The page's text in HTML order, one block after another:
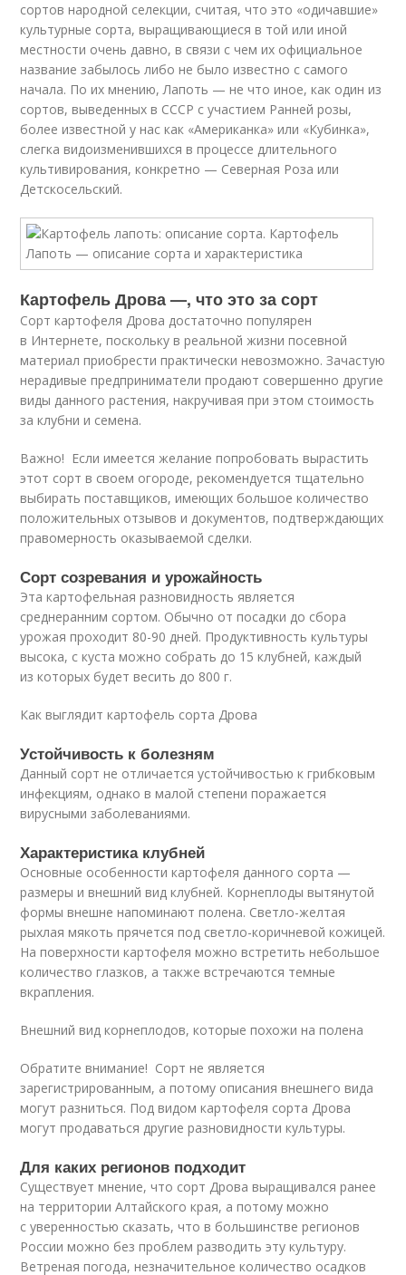
сортов народной селекции, считая, что это «одичавшие»
культурные сорта, выращивающиеся в той или иной
местности очень давно, в связи с чем их официальное
название забылось либо не было известно с самого
начала. По их мнению, Лапоть — не что иное, как один из
сортов, выведенных в СССР с участием Ранней розы,
более известной у нас как «Американка» или «Кубинка»,
слегка видоизменившихся в процессе длительного
культивирования, конкретно — Северная Роза или
Детскосельский.
Картофель Дрова —, что это за сорт
Сорт картофеля Дрова достаточно популярен
в Интернете, поскольку в реальной жизни посевной
материал приобрести практически невозможно. Зачастую
нерадивые предприниматели продают совершенно другие
виды данного растения, накручивая при этом стоимость
за клубни и семена.
Важно! Если имеется желание попробовать вырастить
этот сорт в своем огороде, рекомендуется тщательно
выбирать поставщиков, имеющих большое количество
положительных отзывов и документов, подтверждающих
правомерность оказываемой сделки.
Сорт созревания и урожайность
Эта картофельная разновидность является
среднеранним сортом. Обычно от посадки до сбора
урожая проходит 80-90 дней. Продуктивность культуры
высока, с куста можно собрать до 15 клубней, каждый
из которых будет весить до 800 г.
Как выглядит картофель сорта Дрова
Устойчивость к болезням
Данный сорт не отличается устойчивостью к грибковым
инфекциям, однако в малой степени поражается
вирусными заболеваниями.
Характеристика клубней
Основные особенности картофеля данного сорта —
размеры и внешний вид клубней. Корнеплоды вытянутой
формы внешне напоминают полена. Светло-желтая
рыхлая мякоть прячется под светло-коричневой кожицей.
На поверхности картофеля можно встретить небольшое
количество глазков, а также встречаются темные
вкрапления.
Внешний вид корнеплодов, которые похожи на полена
Обратите внимание! Сорт не является
зарегистрированным, а потому описания внешнего вида
могут разниться. Под видом картофеля сорта Дрова
могут продаваться другие разновидности культуры.
Для каких регионов подходит
Существует мнение, что сорт Дрова выращивался ранее
на территории Алтайского края, а потому можно
с уверенностью сказать, что в большинстве регионов
России можно без проблем разводить эту культуру.
Ветреная погода, незначительное количество осадков